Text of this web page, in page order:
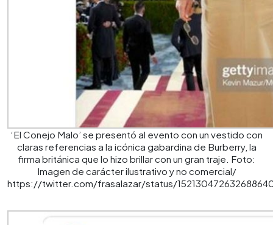
‘El Conejo Malo’ se presentó al evento con un vestido con
claras referencias a la icónica gabardina de Burberry, la
firma británica que lo hizo brillar con un gran traje. Foto:
Imagen de carácter ilustrativo y no comercial/
https://twitter.com/frasalazar/status/